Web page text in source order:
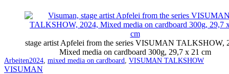
stage artist Apfelei from the series VISUMAN TALKSHOW,
Mixed media on cardboard 300g, 29,7 x 21 cm
Categorized
as
ArbeitenTagged
2024 mixed media on cardboard VISUMAN TALKSHOW
VISUMAN